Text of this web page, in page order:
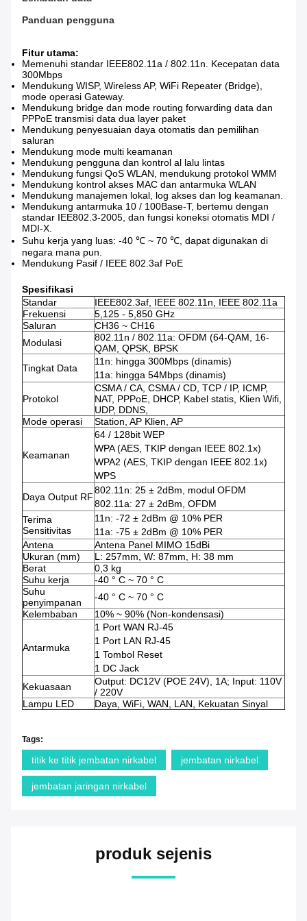
Panduan pengguna
Fitur utama:
Memenuhi standar IEEE802.11a / 802.11n. Kecepatan data
300Mbps
Mendukung WISP, Wireless AP, WiFi Repeater (Bridge),
mode operasi Gateway.
Mendukung bridge dan mode routing forwarding data dan
PPPoE transmisi data dua layer paket
Mendukung penyesuaian daya otomatis dan pemilihan
saluran
Mendukung mode multi keamanan
Mendukung pengguna dan kontrol al lalu lintas
Mendukung fungsi QoS WLAN, mendukung protokol WMM
Mendukung kontrol akses MAC dan antarmuka WLAN
Mendukung manajemen lokal, log akses dan log keamanan.
Mendukung antarmuka 10 / 100Base-T, bertemu dengan
standar IEE802.3-2005, dan fungsi koneksi otomatis MDI /
MDI-X.
Suhu kerja yang luas: -40 ℃ ~ 70 ℃, dapat digunakan di
negara mana pun.
Mendukung Pasif / IEEE 802.3af PoE
Spesifikasi
Standar
IEEE802.3af, IEEE 802.11n, IEEE 802.11a
Frekuensi
5,125 - 5,850 GHz
Saluran
CH36 ~ CH16
Modulasi
802.11n / 802.11a: OFDM (64-QAM, 16-
QAM, QPSK, BPSK
Tingkat Data
11n: hingga 300Mbps (dinamis)
11a: hingga 54Mbps (dinamis)
Protokol
CSMA / CA, CSMA / CD, TCP / IP, ICMP,
NAT, PPPoE, DHCP, Kabel statis, Klien Wifi,
UDP, DDNS,
Mode operasi
Station, AP Klien, AP
Keamanan
64 / 128bit WEP
WPA (AES, TKIP dengan IEEE 802.1x)
WPA2 (AES, TKIP dengan IEEE 802.1x)
WPS
Daya Output RF
802.11n: 25 ± 2dBm, modul OFDM
802.11a: 27 ± 2dBm, OFDM
Terima
Sensitivitas
11n: -72 ± 2dBm @ 10% PER
11a: -75 ± 2dBm @ 10% PER
Antena
Antena Panel MIMO 15dBi
Ukuran (mm)
L: 257mm, W: 87mm, H: 38 mm
Berat
0,3 kg
Suhu kerja
-40 ° C ~ 70 ° C
Suhu
penyimpanan
-40 ° C ~ 70 ° C
Kelembaban
10% ~ 90% (Non-kondensasi)
Antarmuka
1 Port WAN RJ-45
1 Port LAN RJ-45
1 Tombol Reset
1 DC Jack
Kekuasaan
Output: DC12V (POE 24V), 1A; Input: 110V
/ 220V
Lampu LED
Daya, WiFi, WAN, LAN, Kekuatan Sinyal
Tags:
titik ke titik jembatan nirkabel jembatan nirkabel
jembatan jaringan nirkabel
produk sejenis